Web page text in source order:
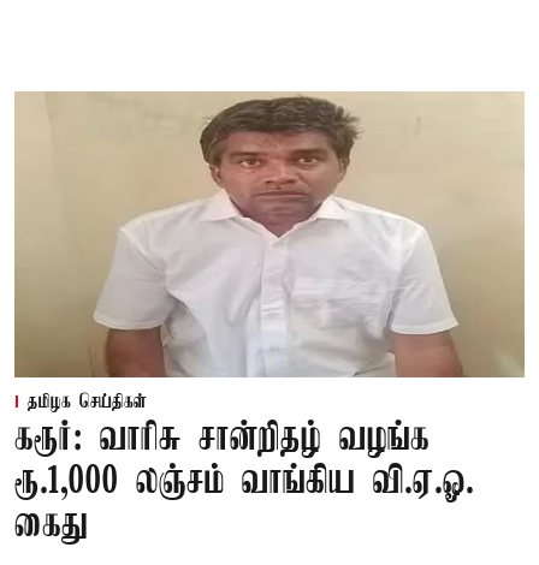
தமிழக செய்திகள்
கரூர்: வாரிசு சான்றிதழ் வழங்க
ரூ.1,000 லஞ்சம் வாங்கிய வி.ஏ.ஓ.
கைது